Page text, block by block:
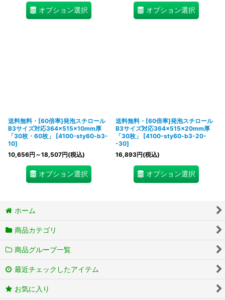
オプション選択 オプション選択
送料無料・[60倍率]発泡スチロール
B3サイズ対応364×515×10mm厚
「30枚・60枚」
[4100-sty60-b3-
10]
10,656円 ～18,507円(税込)
オプション選択
送料無料・[60倍率]発泡スチロール
B3サイズ対応364×515×20mm厚
「30枚」
[4100-sty60-b3-20-
-30]
16,893円(税込)
オプション選択
ホーム
商品カテゴリ
商品グループ一覧
最近チェックしたアイテム
お気に入り